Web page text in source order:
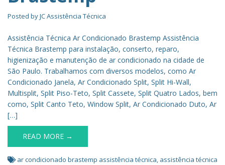
Posted byJC Assistência Técnica
Assistência Técnica Ar Condicionado Brastemp Assistência
Técnica Brastemp para instalação, conserto, reparo,
higienização e manutenção de ar condicionado na cidade de
São Paulo. Trabalhamos com diversos modelos, como Ar
Condicionado Janela, Ar Condicionado Split, Split Hi-Wall,
Multisplit, Split Piso-Teto, Split Cassete, Split Quatro Lados, bem
como, Split Canto Teto, Window Split, Ar Condicionado Duto, Ar
[…]
READ MORE →
ar condicionado brastemp assistência técnica, assistência técnica